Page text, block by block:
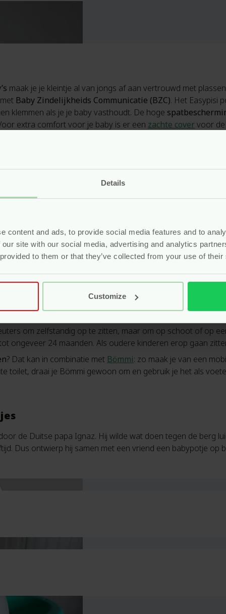
Details
content and ads, to provide social media features and to
site with our social media, advertising and analytics
to them or that they’ve collected from your use of
Customize
maak je je kleintje al van jongs af aan vertrouwd met
Baby Zindelijkheids Communicatie (BZC). Het Easypisi
klemmen als je je baby vasthoudt. De hoge
extra comfort voor je baby is er een zachte covervoor de
geboorte
(BZC)
polypropyleen
om zelfstandig op te zitten, maar om op schoot of op
ongeveer 24 maanden. Als oudere kinderen erop gaan
? Dat kan in combinatie met Bömmi: zo maak je van een
toilet, draai je Bömmi gewoon om en gebruik je het als
de Duitse papa Ignaz. Hij wilde wat doen tegen de berg
Dus ontwierp hij samen met een vriend een babypotje op
(BZC) Plaspotje voor baby’s